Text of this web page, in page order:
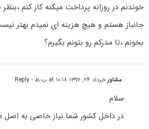
خوندنم در روزانه پرداخت میکنه کار کنم
جانباز هستم و هیچ هزینه ای نمیدم بهتر
بخونم ،تا مدرکم رو بتونم بگیرم؟
مشاور خرداد ۲۴, ۱۳۹۷ at ۱۰:۱۸ ب٫ظ - Reply
سلام
در داخل کشور شما نیاز خاصی به اصل